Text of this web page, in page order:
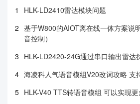
1
HLK-LD2410雷达模块问题
2 基于W800的AIOT离在线一体方案说
音控制）
3 HLK-LD2420-24G通过串口输出雷达
4 海凌科人气语音模组V20改词攻略 支
5 HLK-V40 TTS转语音模组 可以实现